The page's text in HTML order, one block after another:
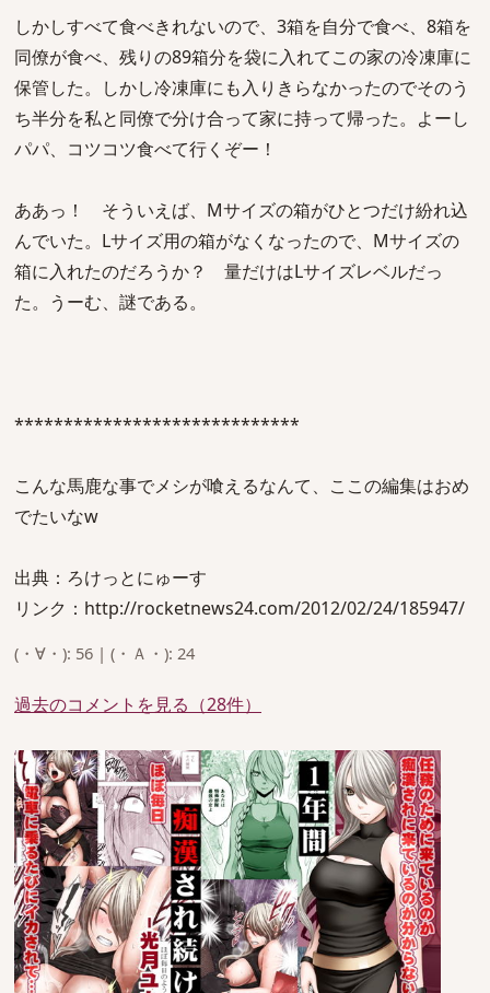
しかしすべて食べきれないので、3箱を自分で食べ、8箱を
同僚が食べ、残りの89箱分を袋に入れてこの家の冷凍庫に
保管した。しかし冷凍庫にも入りきらなかったのでそのう
ち半分を私と同僚で分け合って家に持って帰った。よーし
パパ、コツコツ食べて行くぞー！
ああっ！ そういえば、Mサイズの箱がひとつだけ紛れ込
んでいた。Lサイズ用の箱がなくなったので、Mサイズの
箱に入れたのだろうか？ 量だけはLサイズレベルだっ
た。うーむ、謎である。
*****************************
こんな馬鹿な事でメシが喰えるなんて、ここの編集はおめ
でたいなw
出典：ろけっとにゅーす
リンク：http://rocketnews24.com/2012/02/24/185947/
(・∀・): 56 | (・Ａ・): 24
過去のコメントを見る（28件）